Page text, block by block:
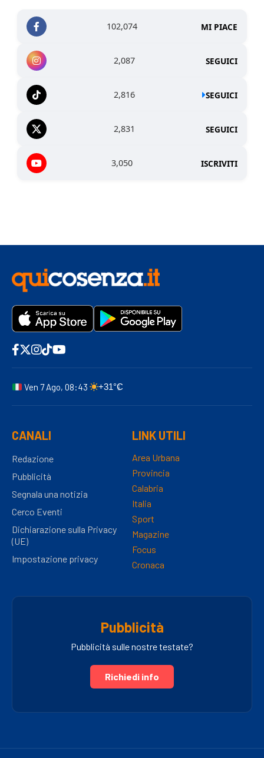
102,074 MI PIACE
2,087 SEGUICI
2,816 SEGUICI
2,831 SEGUICI
3,050 ISCRIVITI
Ven 7 Ago, 08:43 +31°C
CANALI
Redazione
Pubblicità
Segnala una notizia
Cerco Eventi
Dichiarazione sulla Privacy
(UE)
Impostazione privacy
LINK UTILI
Area Urbana
Provincia
Calabria
Italia
Sport
Magazine
Focus
Cronaca
Pubblicità
Pubblicità sulle nostre testate?
Richiedi info